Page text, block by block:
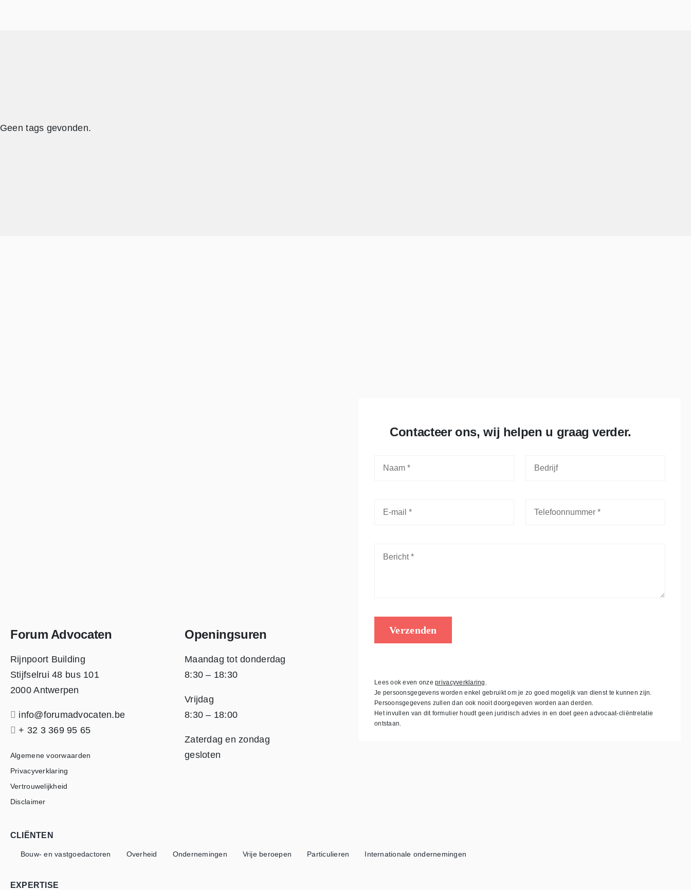
Geen tags gevonden.
Forum Advocaten
Rijnpoort Building
Stijfselrui 48 bus 101
2000 Antwerpen
info@forumadvocaten.be
+ 32 3 369 95 65
Algemene voorwaarden
Privacyverklaring
Vertrouwelijkheid
Disclaimer
Openingsuren
Maandag tot donderdag
8:30 – 18:30
Vrijdag
8:30 – 18:00
Zaterdag en zondag
gesloten
Contacteer ons, wij helpen u graag verder.
Verzenden
Lees ook even onzeprivacyverklaring .
Je persoonsgegevens worden enkel gebruikt om je zo goed mogelijk van dienst te kunnen zijn.
Persoonsgegevens zullen dan ook nooit doorgegeven worden aan derden.
Het invullen van dit formulier houdt geen juridisch advies in en doet geen advocaat-cliëntrelatie
ontstaan.
CLIËNTEN
Bouw- en vastgoedactoren Overheid Ondernemingen Vrije beroepen Particulieren Internationale ondernemingen
EXPERTISE